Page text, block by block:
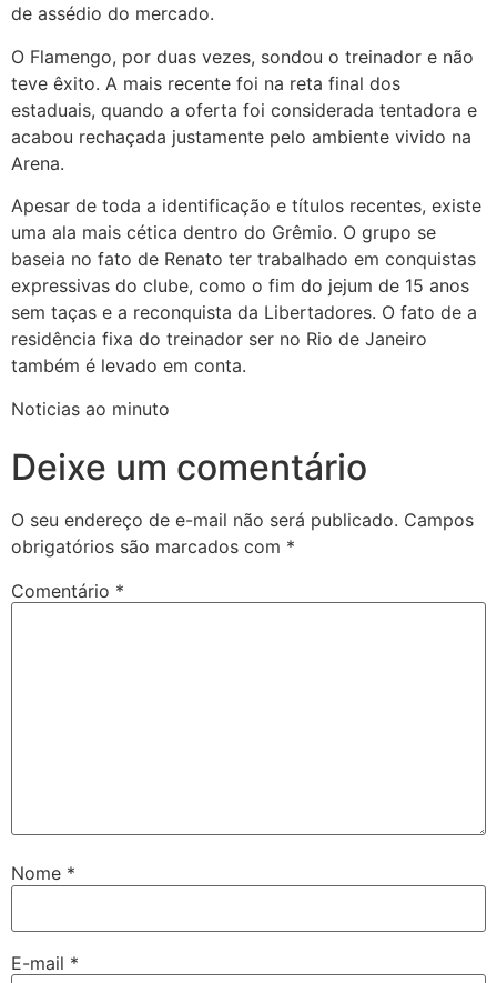
de assédio do mercado.
O Flamengo, por duas vezes, sondou o treinador e não
teve êxito. A mais recente foi na reta final dos
estaduais, quando a oferta foi considerada tentadora e
acabou rechaçada justamente pelo ambiente vivido na
Arena.
Apesar de toda a identificação e títulos recentes, existe
uma ala mais cética dentro do Grêmio. O grupo se
baseia no fato de Renato ter trabalhado em conquistas
expressivas do clube, como o fim do jejum de 15 anos
sem taças e a reconquista da Libertadores. O fato de a
residência fixa do treinador ser no Rio de Janeiro
também é levado em conta.
Noticias ao minuto
Deixe um comentário
O seu endereço de e-mail não será publicado. Campos
obrigatórios são marcados com *
Comentário *
Nome *
E-mail *